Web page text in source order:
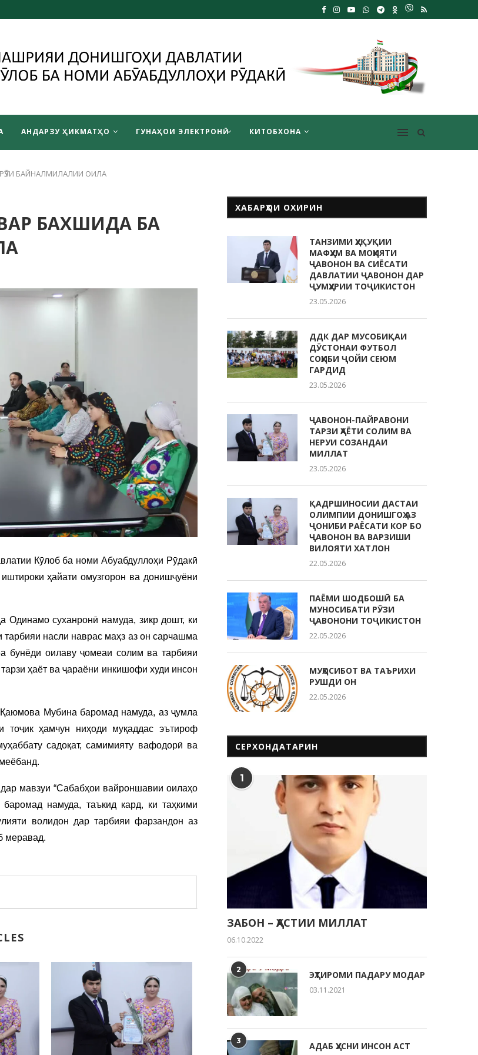
АНДАРЗУ ҲИКМАТҲО ГУНАҲОИ ЭЛЕКТРОНӢ КИТОБХОНА
БАЙНАЛМИЛАЛИИ ОИЛА
БАХШИДА БА
Кӯлоб ба номи Абуабдуллоҳи Рӯдакӣ
ҳайати омузгорон ва донишҷуёни
Одинамо суханронӣ намуда, зикр дошт, ки
тарбияи насли наврас маҳз аз он сарчашма
бунёди оилаву ҷомеаи солим ва тарбияи
ҳаёт ва ҷараёни инкишофи худи инсон
Мубина баромад намуда, аз ҷумла
тоҷик ҳамчун ниҳоди муқаддас эътироф
садоқат, самимияту вафодорӣ ва
мавзуи “Сабабҳои вайроншавии оилаҳо
намуда, таъкид кард, ки таҳкими
волидон дар тарбияи фарзандон аз
меравад.
ҶАВОНОН — НЕРУИ ЭҲЁГАР ВА
ТАКЯГОҲИ МИЛЛАТ
22.05.2026
ХАБАРҲОИ ОХИРИН
ТАНЗИМИ ҲУҚУҚИИ
МАФҲУМ ВА МОҲИЯТИ
ҶАВОНОН ВА СИЁСАТИ
ДАВЛАТИИ ҶАВОНОН ДАР
ҶУМҲУРИИ ТОҶИКИСТОН
23.05.2026
ДДК ДАР МУСОБИҚАИ
ДӮСТОНАИ ФУТБОЛ
СОҲИБИ ҶОЙИ СЕЮМ
ГАРДИД
23.05.2026
ҶАВОНОН-ПАЙРАВОНИ
ТАРЗИ ҲАЁТИ СОЛИМ ВА
НЕРУИ СОЗАНДАИ
МИЛЛАТ
23.05.2026
ҚАДРШИНОСИИ ДАСТАИ
ОЛИМПИИ ДОНИШГОҲ АЗ
ҶОНИБИ РАЁСАТИ КОР БО
ҶАВОНОН ВА ВАРЗИШИ
ВИЛОЯТИ ХАТЛОН
22.05.2026
ПАЁМИ ШОДБОШӢ БА
МУНОСИБАТИ РӮЗИ
ҶАВОНОНИ ТОҶИКИСТОН
22.05.2026
МУҲОСИБОТ ВА ТАЪРИХИ
РУШДИ ОН
22.05.2026
СЕРХОНДАТАРИН
1
ЗАБОН – ҲАСТИИ МИЛЛАТ
06.10.2022
2 ЭҲТИРОМИ ПАДАРУ МОДАР
03.11.2021
3 АДАБ ҲУСНИ ИНСОН АСТ